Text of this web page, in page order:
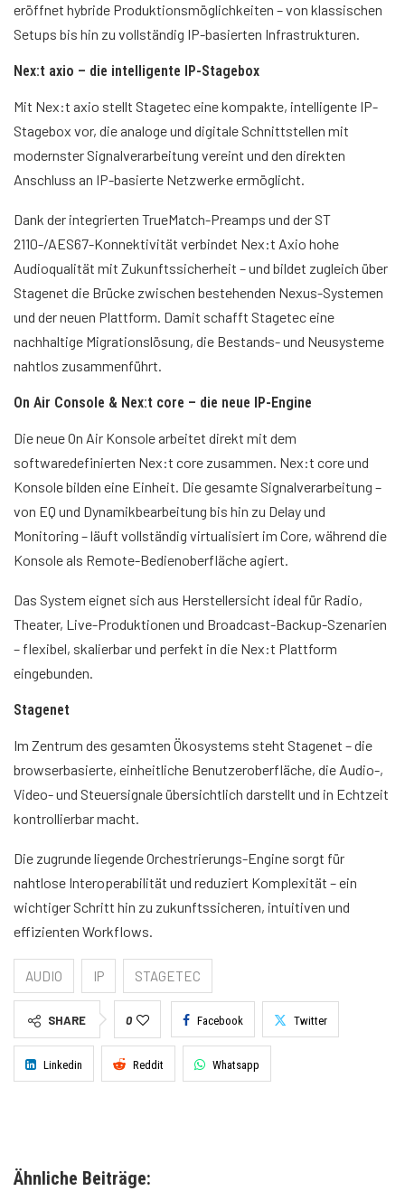
eröffnet hybride Produktionsmöglichkeiten – von klassischen
Setups bis hin zu vollständig IP-basierten Infrastrukturen.
Nex:t axio – die intelligente IP-Stagebox
Mit Nex:t axio stellt Stagetec eine kompakte, intelligente IP-
Stagebox vor, die analoge und digitale Schnittstellen mit
modernster Signalverarbeitung vereint und den direkten
Anschluss an IP-basierte Netzwerke ermöglicht.
Dank der integrierten TrueMatch-Preamps und der ST
2110-/AES67-Konnektivität verbindet Nex:t Axio hohe
Audioqualität mit Zukunftssicherheit – und bildet zugleich über
Stagenet die Brücke zwischen bestehenden Nexus-Systemen
und der neuen Plattform. Damit schafft Stagetec eine
nachhaltige Migrationslösung, die Bestands- und Neusysteme
nahtlos zusammenführt.
On Air Console & Nex:t core – die neue IP-Engine
Die neue On Air Konsole arbeitet direkt mit dem
softwaredefinierten Nex:t core zusammen. Nex:t core und
Konsole bilden eine Einheit. Die gesamte Signalverarbeitung –
von EQ und Dynamikbearbeitung bis hin zu Delay und
Monitoring – läuft vollständig virtualisiert im Core, während die
Konsole als Remote-Bedienoberfläche agiert.
Das System eignet sich aus Herstellersicht ideal für Radio,
Theater, Live-Produktionen und Broadcast-Backup-Szenarien
– flexibel, skalierbar und perfekt in die Nex:t Plattform
eingebunden.
Stagenet
Im Zentrum des gesamten Ökosystems steht Stagenet – die
browserbasierte, einheitliche Benutzeroberfläche, die Audio-,
Video- und Steuersignale übersichtlich darstellt und in Echtzeit
kontrollierbar macht.
Die zugrunde liegende Orchestrierungs-Engine sorgt für
nahtlose Interoperabilität und reduziert Komplexität – ein
wichtiger Schritt hin zu zukunftssicheren, intuitiven und
effizienten Workflows.
AUDIO IP STAGETEC
SHARE 0 Facebook Twitter
Linkedin Reddit Whatsapp
Ähnliche Beiträge: